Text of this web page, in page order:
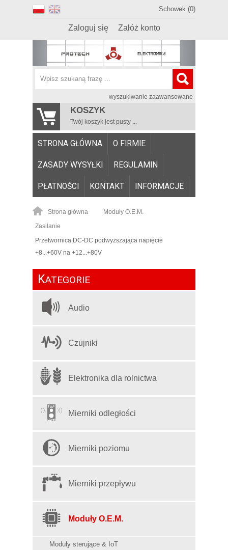
Schowek (0)
Zaloguj się Załóż konto
wyszukiwanie zaawansowane
KOSZYK
Twój koszyk jest pusty ...
STRONA GŁÓWNA O FIRMIE
ZASADY WYSYŁKI REGULAMIN
PŁATNOŚCI KONTAKT INFORMACJE
Strona główna
Moduły O.E.M.
Zasilanie
Przetwornica DC-DC podwyższająca napięcie
+8...+60V na +12...+80V
KATEGORIE
Audio
Czujniki
Elektronika dla rolnictwa
Mierniki odległości
Mierniki poziomu
Mierniki przepływu
Moduły O.E.M.
Moduły sterujące & IoT